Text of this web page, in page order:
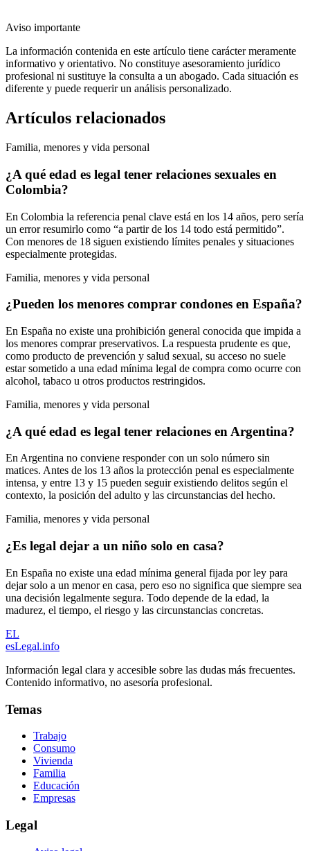
Aviso importante
La información contenida en este artículo tiene carácter meramente
informativo y orientativo. No constituye asesoramiento jurídico
profesional ni sustituye la consulta a un abogado. Cada situación es
diferente y puede requerir un análisis personalizado.
Artículos relacionados
Familia, menores y vida personal
¿A qué edad es legal tener relaciones sexuales en
Colombia?
En Colombia la referencia penal clave está en los 14 años, pero sería
un error resumirlo como “a partir de los 14 todo está permitido”.
Con menores de 18 siguen existiendo límites penales y situaciones
especialmente protegidas.
Familia, menores y vida personal
¿Pueden los menores comprar condones en España?
En España no existe una prohibición general conocida que impida a
los menores comprar preservativos. La respuesta prudente es que,
como producto de prevención y salud sexual, su acceso no suele
estar sometido a una edad mínima legal de compra como ocurre con
alcohol, tabaco u otros productos restringidos.
Familia, menores y vida personal
¿A qué edad es legal tener relaciones en Argentina?
En Argentina no conviene responder con un solo número sin
matices. Antes de los 13 años la protección penal es especialmente
intensa, y entre 13 y 15 pueden seguir existiendo delitos según el
contexto, la posición del adulto y las circunstancias del hecho.
Familia, menores y vida personal
¿Es legal dejar a un niño solo en casa?
En España no existe una edad mínima general fijada por ley para
dejar solo a un menor en casa, pero eso no significa que siempre sea
una decisión legalmente segura. Todo depende de la edad, la
madurez, el tiempo, el riesgo y las circunstancias concretas.
EL
esLegal.info
Información legal clara y accesible sobre las dudas más frecuentes.
Contenido informativo, no asesoría profesional.
Temas
Trabajo
Consumo
Vivienda
Familia
Educación
Empresas
Legal